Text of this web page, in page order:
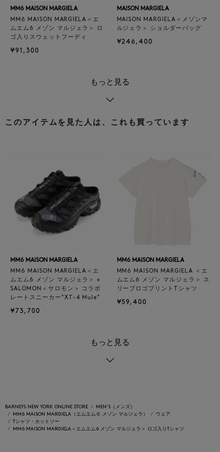
MM6 MAISON MARGIELA
MM6 MAISON MARGIELA＜エ
ムエム6 メゾン マルジェラ＞ ロ
ゴ入りスウェットフーディ
¥91,300
MAISON MARGIELA
MAISON MARGIELA＜メゾンマ
ルジェラ＞ ショルダーバッグ
¥246,400
もっと見る
このアイテムを見た人は、これも買っています
MM6 MAISON MARGIELA
MM6 MAISON MARGIELA＜エ
ムエム6 メゾン マルジェラ＞ ×
SALOMON＜サロモン＞ コラボ
レートスニーカー"XT-4 Mule"
¥73,700
MM6 MAISON MARGIELA
MM6 MAISON MARGIELA ＜エ
ムエム6 メゾン マルジェラ＞ ス
リーブロゴプリントTシャツ
¥59,400
もっと見る
BARNEYS NEW YORK ONLINE STORE
MEN'S（メンズ）
MM6 MAISON MARGIELA（エムエム６ メゾン マルジェラ）
ウェア
Tシャツ・カットソー
MM6 MAISON MARGIELA＜エムエム6 メゾン マルジェラ＞ ロゴ入りTシャツ